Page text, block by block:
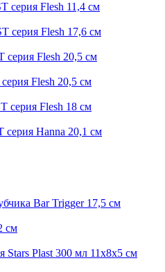
серия Flesh 11,4 см
серия Flesh 17,6 см
Flesh 20,5 см
Flesh 20,5 см
серия Flesh 18 см
серия Hanna 20,1 см
Bar Trigger 17,5 см
см
Stars Plast 300 мл 11х8х5 см